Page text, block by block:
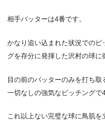
相手バッターは4番です。
かなり追い込まれた状況での
グを存分に発揮した沢村の球に
目の前のバッターのみを打ち
一切なしの強気なピッチングで
これ以上ない完璧な球に鳥肌を